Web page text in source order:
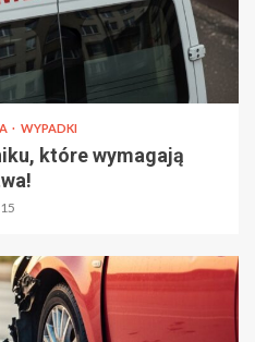
WYPADKI
które wymagają
15